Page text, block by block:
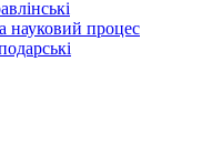
науковий процес